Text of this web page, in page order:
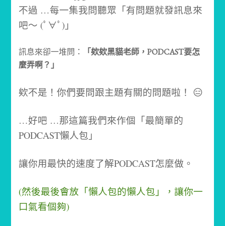
不過 …每一集我問聽眾「有問題就發訊息來
吧～ (ﾟ∀ﾟ)」
訊息來卻一堆問：
「欸欸黑貓老師，PODCAST要怎
麼弄啊？」
欸不是！你們要問跟主題有關的問題啦！ 😑
…好吧 …那這篇我們來作個「最簡單的
PODCAST懶人包」
讓你用最快的速度了解PODCAST怎麼做。
(然後最後會放「懶人包的懶人包」，讓你一
口氣看個夠)